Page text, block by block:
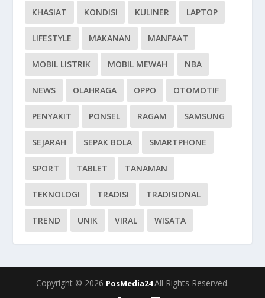
KHASIAT KONDISI KULINER LAPTOP
LIFESTYLE MAKANAN MANFAAT
MOBIL LISTRIK MOBIL MEWAH NBA
NEWS OLAHRAGA OPPO OTOMOTIF
PENYAKIT PONSEL RAGAM SAMSUNG
SEJARAH SEPAK BOLA SMARTPHONE
SPORT TABLET TANAMAN
TEKNOLOGI TRADISI TRADISIONAL
TREND UNIK VIRAL WISATA
Copyright © 2026 PosMedia24All Rights Reserved.